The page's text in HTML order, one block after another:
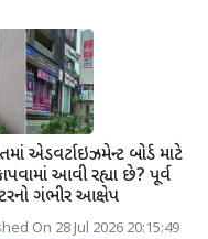
એડવર્ટાઇઝમેન્ટ બોર્ડ માટે
આવી રહ્યા છે? પૂર્વ
ગંભીર આક્ષેપ
On 28 Jul 2026 20:15:49